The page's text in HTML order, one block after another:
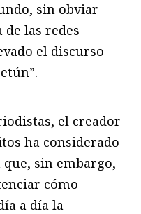
sin obviar
las redes
el discurso
el creador
ha considerado
que, sin embargo,
cómo
a día la